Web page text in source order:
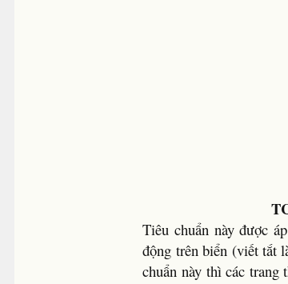
Tiêu chuẩn này được
động trên biển (viết tắt
chuẩn này thì các trang